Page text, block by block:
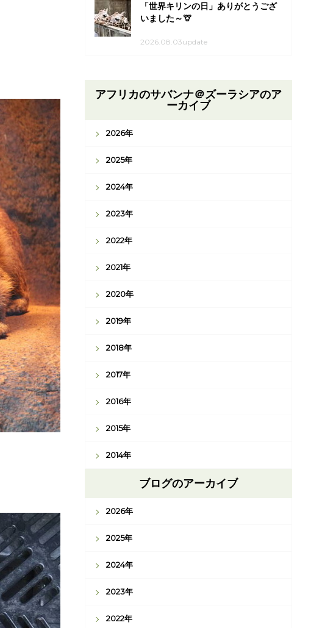
「世界キリンの日」ありがとうござ
いました～🦒
2026.08.03update
アフリカのサバンナ＠ズーラシアのア
ーカイブ
2026年
2025年
2024年
2023年
2022年
2021年
2020年
2019年
2018年
2017年
2016年
2015年
2014年
ブログのアーカイブ
2026年
2025年
2024年
2023年
2022年